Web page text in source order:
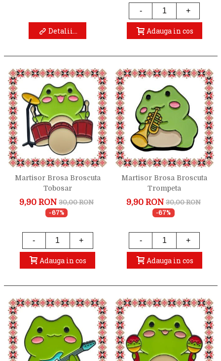
Detalii...
- +
Adauga in cos
Martisor Brosa Broscuta
Tobosar
9,90 RON 30,00 RON
-67%
- +
Adauga in cos
Martisor Brosa Broscuta
Trompeta
9,90 RON 30,00 RON
-67%
- +
Adauga in cos